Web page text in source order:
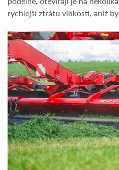
rychlejší ztrátu vlhkosti, aniž